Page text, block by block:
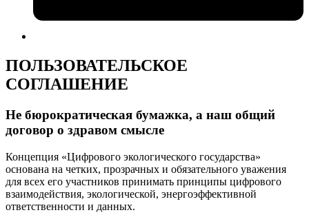
ПОЛЬЗОВАТЕЛЬСКОЕ
СОГЛАШЕНИЕ
Не бюрократическая бумажка, а наш общий
договор о здравом смысле
Концепция «Цифрового экологического государства»
основана на четких, прозрачных и обязательного уважения
для всех его участников принимать принципы цифрового
взаимодействия, экологической, энергоэффективной
ответственности и данных.